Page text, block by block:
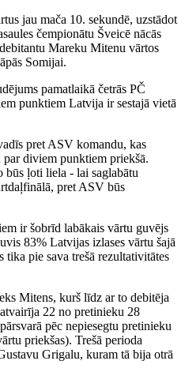
jau mača 10. sekundē, uzstādot
čempionātu Šveicē nācās
Mareku Mitenu vārtos
Somijai.
pamatlaikā četrās PČ
punktiem Latvija ir sestajā vietā
pret ASV komandu, kas
diviem punktiem priekšā.
būs ļoti liela - lai saglabātu
pret ASV būs
ir šobrīd labākais vārtu guvējs
83% Latvijas izlases vārtu šajā
pie sava trešā rezultativitātes
Mitens, kurš līdz ar to debitēja
22 no pretinieku 28
pēc nepiesegtu pretinieku
priekšas). Trešā perioda
Grigalu, kuram tā bija otrā